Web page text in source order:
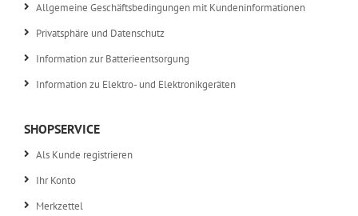
Allgemeine Geschäftsbedingungen mit Kundeninformationen
Privatsphäre und Datenschutz
Information zur Batterieentsorgung
Information zu Elektro- und Elektronikgeräten
SHOPSERVICE
Als Kunde registrieren
Ihr Konto
Merkzettel